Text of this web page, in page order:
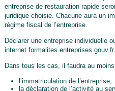
entreprise de restauration rapide
juridique choisie. Chacune aura un
régime fiscal de l’entreprise.
Déclarer une entreprise individuelle
internet formalites.entreprises.gouv.fr.
Dans tous les cas, il faudra au
l’immatriculation de l’entreprise,
la déclaration de l’activité au